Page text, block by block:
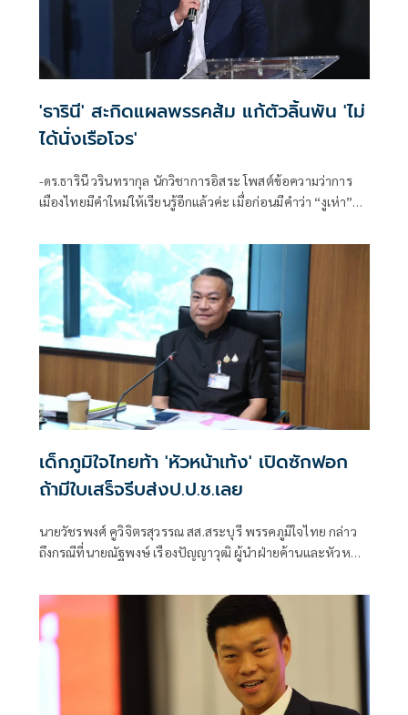
'ธารินี' สะกิดแผลพรรคส้ม แก้ตัวลิ้นพัน 'ไม่
ได้นั่งเรือโจร'
-ดร.ธารินี วรินทรากุล นักวิชาการอิสระ โพสต์ข้อความว่าการ
เมืองไทยมีคำใหม่ให้เรียนรู้อีกแล้วค่ะ เมื่อก่อนมีคำว่า “งูเห่า”
เด็กภูมิใจไทยท้า 'หัวหน้าเท้ง' เปิดซักฟอก
ถ้ามีใบเสร็จรีบส่งป.ป.ช.เลย
นายวัชรพงศ์ คูวิจิตรสุวรรณ สส.สระบุรี พรรคภูมิใจไทย กล่าว
ถึงกรณีที่นายณัฐพงษ์ เรืองปัญญาวุฒิ ผู้นำฝ่ายค้านและหัวหน้า